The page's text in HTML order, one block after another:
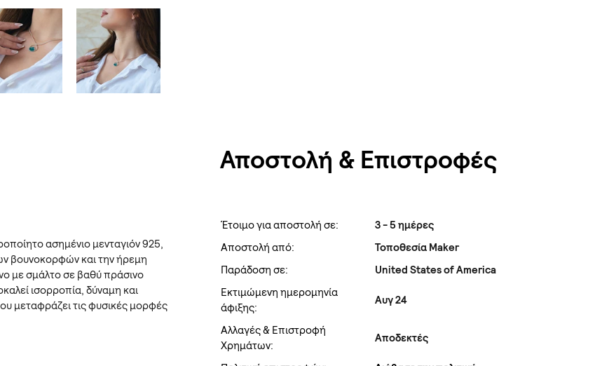
ασημένιο μενταγιόν 925,
βουνοκορφών και την ήρεμη
με σμάλτο σε βαθύ πράσινο
ισορροπία, δύναμη και
μεταφράζει τις φυσικές μορφές
Αποστολή & Επιστροφές
Έτοιμο για αποστολή σε:
3 - 5 ημέρες
Αποστολή από:
Τοποθεσία Maker
Παράδοση σε:
United States of America
Εκτιμώμενη ημερομηνία
άφιξης:
Αυγ 24
Αλλαγές & Επιστροφή
Χρημάτων:
Αποδεκτές